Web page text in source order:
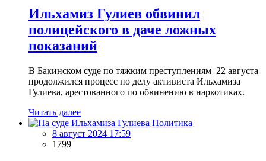
Ильхамиз Гулиев обвинил
полицейского в даче ложных
показаний
В Бакинском суде по тяжким преступлениям 22 августа
продолжился процесс по делу активиста Ильхамиза
Гулиева, арестованного по обвинению в наркотиках.
Читать далее
Политика
8 август 2024 17:59
1799